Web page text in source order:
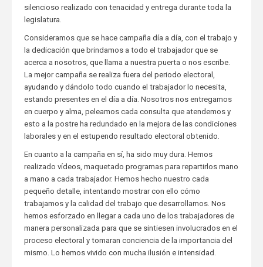
silencioso realizado con tenacidad y entrega durante toda la
legislatura.
Consideramos que se hace campaña día a día, con el trabajo y
la dedicación que brindamos a todo el trabajador que se
acerca a nosotros, que llama a nuestra puerta o nos escribe.
La mejor campaña se realiza fuera del periodo electoral,
ayudando y dándolo todo cuando el trabajador lo necesita,
estando presentes en el día a día. Nosotros nos entregamos
en cuerpo y alma, peleamos cada consulta que atendemos y
esto a la postre ha redundado en la mejora de las condiciones
laborales y en el estupendo resultado electoral obtenido.
En cuanto a la campaña en sí, ha sido muy dura. Hemos
realizado vídeos, maquetado programas para repartirlos mano
a mano a cada trabajador. Hemos hecho nuestro cada
pequeño detalle, intentando mostrar con ello cómo
trabajamos y la calidad del trabajo que desarrollamos. Nos
hemos esforzado en llegar a cada uno de los trabajadores de
manera personalizada para que se sintiesen involucrados en el
proceso electoral y tomaran conciencia de la importancia del
mismo. Lo hemos vivido con mucha ilusión e intensidad.